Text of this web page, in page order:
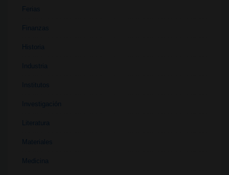
Ferias
Finanzas
Historia
Industria
Institutos
Investigación
Literatura
Materiales
Medicina